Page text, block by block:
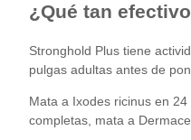
¿Qué tan
Stronghold Plus tiene
pulgas adultas antes de
Mata a Ixodes ricinus en
completas, mata a